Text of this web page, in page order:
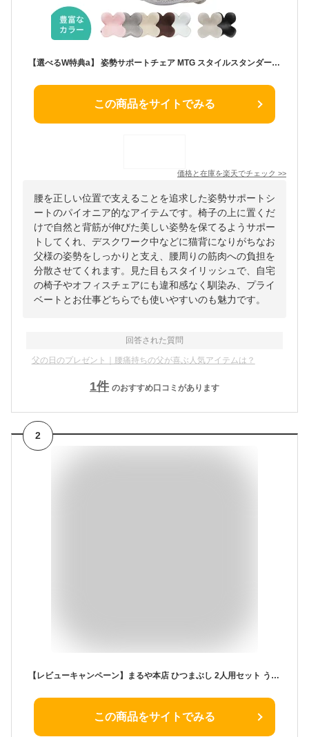
【選べるW特典a】 姿勢サポートチェア MTG スタイルスタンダード Style Standard 正規品 F01 生地あり N01 生地なし 姿勢ケア 抗菌 撥水 お手入れ簡単 体圧分散 骨盤 チェア 猫背 矯正 座椅子 姿勢が良くなる 腰痛対策 姿勢改善
この商品をサイトでみる
価格と在庫を楽天でチェック >>
腰を正しい位置で支えることを追求した姿勢サポートシ
ートのパイオニア的なアイテムです。椅子の上に置くだ
けで自然と背筋が伸びた美しい姿勢を保てるようサポー
トしてくれ、デスクワーク中などに猫背になりがちなお
父様の姿勢をしっかりと支え、腰周りの筋肉への負担を
分散させてくれます。見た目もスタイリッシュで、自宅
の椅子やオフィスチェアにも違和感なく馴染み、プライ
ベートとお仕事どちらでも使いやすいのも魅力です。
回答された質問
父の日のプレゼント｜腰痛持ちの父が喜ぶ人気アイテムは？
1件 のおすすめ口コミがあります
2
【レビューキャンペーン】まるや本店 ひつまぶし 2人用セット うなぎ 名古屋 お取り寄せギフト セット ウナギ 鰻 うな丼 贈答 お礼 冬ギフト
この商品をサイトでみる